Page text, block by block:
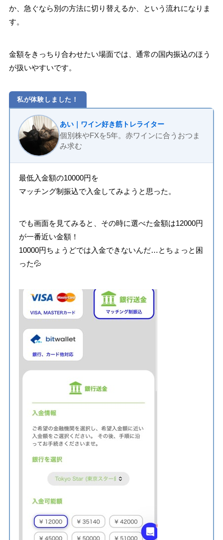
か、急ぐなら別の方法に切り替えるか、という流れになりま
す。
金額をきっちり合わせたい場面では、通常の国内振込のほう
が扱いやすいです。
私が体験しました！
あい｜ワイン好き筋トレライター
個別株やFXを5年。赤ワインに合うおつま
み求む
最低入金額の10000円を
マッチング制振込で入金してみようと思った。
でも画面を見てみると、その時に選べた金額は12000円
が一番近い金額！
10000円ちょうどでは入金できないんだ…とちょっと困
った💦